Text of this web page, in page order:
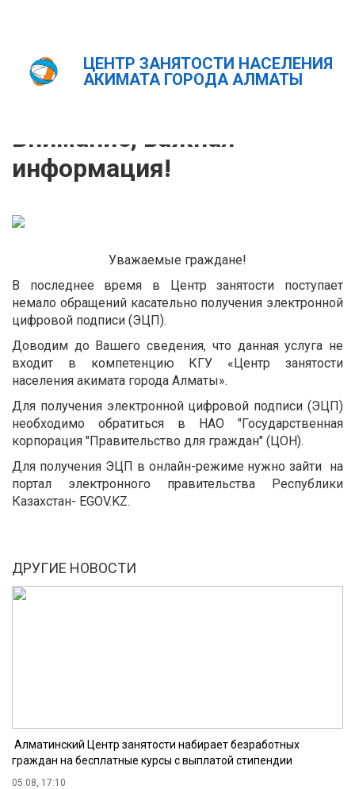
ЦЕНТР ЗАНЯТОСТИ НАСЕЛЕНИЯ
АКИМАТА ГОРОДА АЛМАТЫ
Главная Новости Внимание, важная информация!
Внимание, важная
информация!
Уважаемые граждане!
В последнее время в Центр занятости поступает
немало обращений касательно получения электронной
цифровой подписи (ЭЦП).
Доводим до Вашего сведения, что данная услуга не
входит в компетенцию КГУ «Центр занятости
населения акимата города Алматы».
Для получения электронной цифровой подписи (ЭЦП)
необходимо обратиться в НАО "Государственная
корпорация "Правительство для граждан" (ЦОН).
Для получения ЭЦП в онлайн-режиме нужно зайти на
портал электронного правительства Республики
Казахстан- EGOV.KZ.
ДРУГИЕ НОВОСТИ
Алматинский Центр занятости набирает безработных
граждан на бесплатные курсы с выплатой стипендии
05.08, 17:10